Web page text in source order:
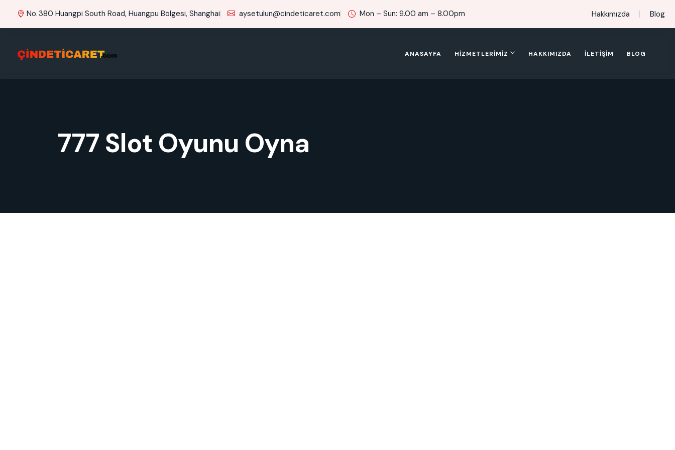
No. 380 Huangpi South Road, Huangpu Bölgesi, Shanghai aysetulun@cindeticaret.com Mon – Sun: 9.00 am – 8.00pm Hakkımızda Blog
ANASAYFA HIZMETLERIMIZ HAKKIMIZDA İLETIŞIM BLOG
777 Slot Oyunu Oyna